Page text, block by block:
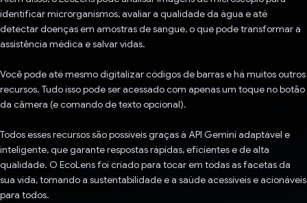
identificar microrganismos, avaliar a qualidade da água e até
detectar doenças em amostras de sangue, o que pode transformar a
assistência médica e salvar vidas.
Você pode até mesmo digitalizar códigos de barras e há muitos outros
recursos. Tudo isso pode ser acessado com apenas um toque no botão
da câmera (e comando de texto opcional).
Todos esses recursos são possíveis graças à API Gemini adaptável e
inteligente, que garante respostas rápidas, eficientes e de alta
qualidade. O EcoLens foi criado para tocar em todas as facetas da
sua vida, tornando a sustentabilidade e a saúde acessíveis e acionáveis
para todos.